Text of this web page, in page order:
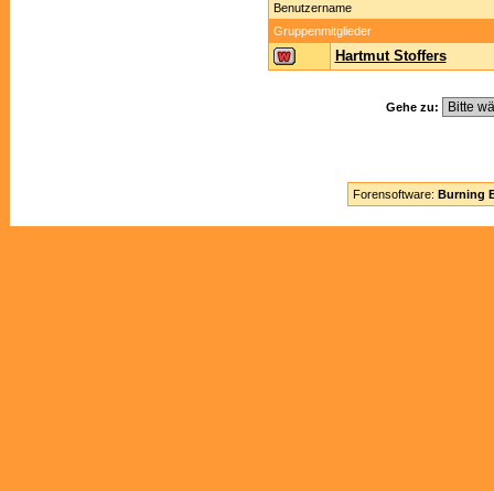
Benutzername
Gruppenmitglieder
Hartmut Stoffers
Gehe zu:
Forensoftware: Burning